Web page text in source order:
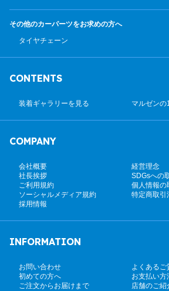
その他のカーパーツをお求めの方へ
タイヤチェーン
CONTENTS
装着ギャラリーを見る マルゼンの
COMPANY
会社概要
経営理念
社長挨拶
SDGsへの
ご利用規約
個人情報の
ソーシャルメディア規約
特定商取引
採用情報
INFORMATION
お問い合わせ
よくあるご
初めての方へ
お支払い方
ご注文からお届けまで
店舗のご紹